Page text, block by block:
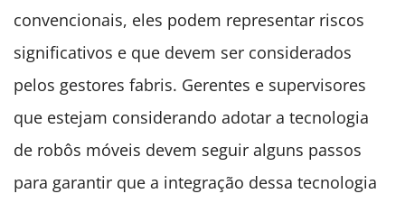
convencionais, eles podem representar riscos
significativos e que devem ser considerados
pelos gestores fabris. Gerentes e supervisores
que estejam considerando adotar a tecnologia
de robôs móveis devem seguir alguns passos
para garantir que a integração dessa tecnologia